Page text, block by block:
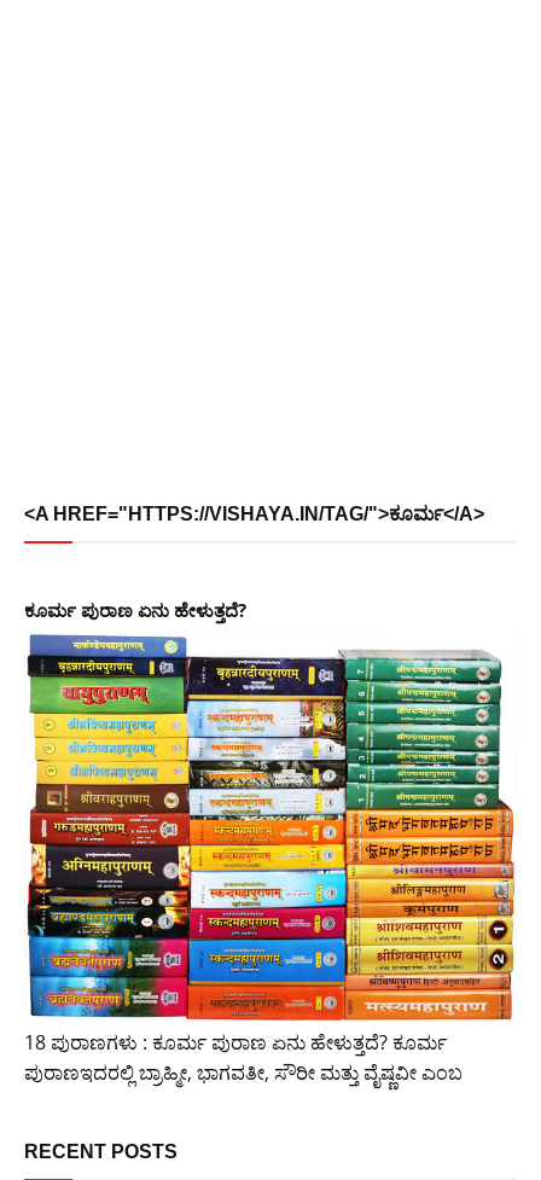
<A HREF="HTTPS://VISHAYA.IN/TAG/">ಕೂರ್ಮ</A>
ಕೂರ್ಮ ಪುರಾಣ ಏನು ಹೇಳುತ್ತದೆ?
18 ಪುರಾಣಗಳು : ಕೂರ್ಮ ಪುರಾಣ ಏನು ಹೇಳುತ್ತದೆ? ಕೂರ್ಮ
ಪುರಾಣಇದರಲ್ಲಿ ಬ್ರಾಹ್ಮೀ, ಭಾಗವತೀ, ಸೌರೀ ಮತ್ತು ವೈಷ್ಣವೀ ಎಂಬ
RECENT POSTS